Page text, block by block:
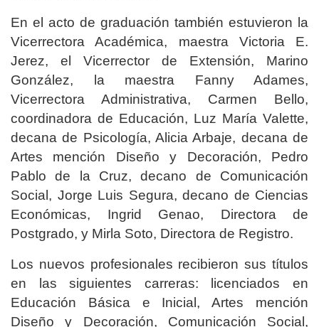
En el acto de graduación también estuvieron la
Vicerrectora Académica, maestra Victoria E.
Jerez, el Vicerrector de Extensión, Marino
González, la maestra Fanny Adames,
Vicerrectora Administrativa, Carmen Bello,
coordinadora de Educación, Luz María Valette,
decana de Psicología, Alicia Arbaje, decana de
Artes mención Diseño y Decoración, Pedro
Pablo de la Cruz, decano de Comunicación
Social, Jorge Luis Segura, decano de Ciencias
Económicas, Ingrid Genao, Directora de
Postgrado, y Mirla Soto, Directora de Registro.
Los nuevos profesionales recibieron sus títulos
en las siguientes carreras: licenciados en
Educación Básica e Inicial, Artes mención
Diseño y Decoración, Comunicación Social,